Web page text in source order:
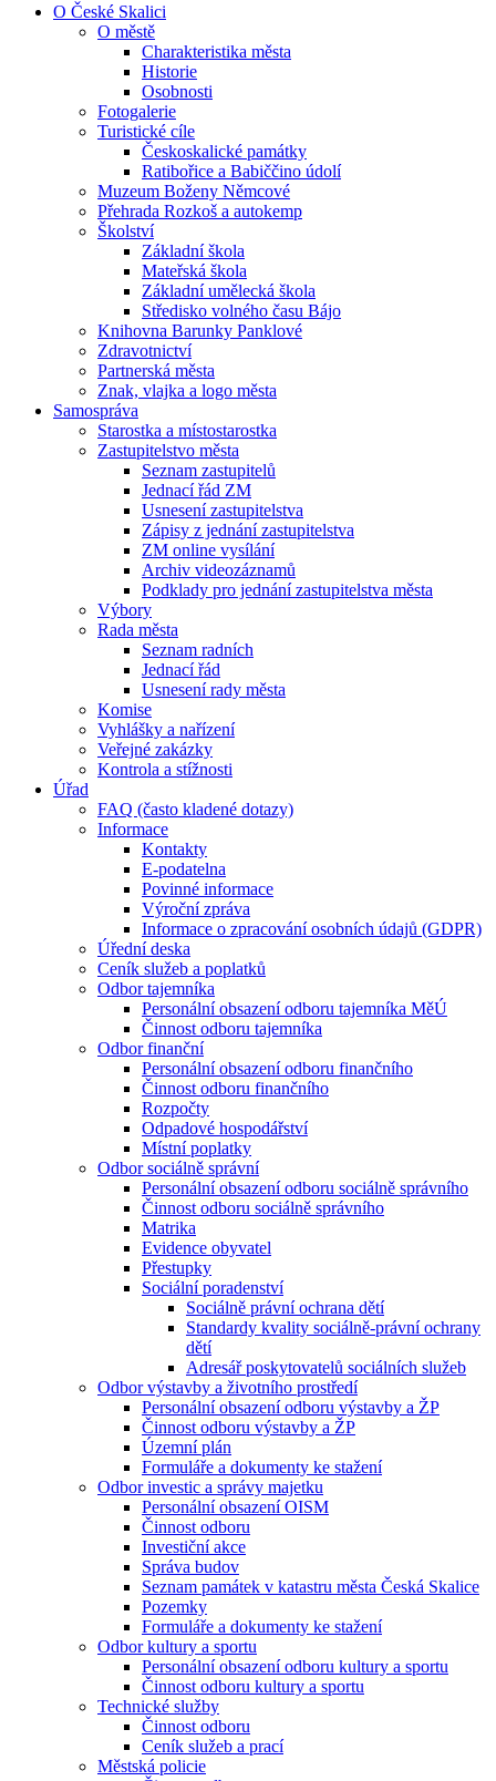
O České Skalici
O městě
Charakteristika města
Historie
Osobnosti
Fotogalerie
Turistické cíle
Českoskalické památky
Ratibořice a Babiččino údolí
Muzeum Boženy Němcové
Přehrada Rozkoš a autokemp
Školství
Základní škola
Mateřská škola
Základní umělecká škola
Středisko volného času Bájo
Knihovna Barunky Panklové
Zdravotnictví
Partnerská města
Znak, vlajka a logo města
Samospráva
Starostka a místostarostka
Zastupitelstvo města
Seznam zastupitelů
Jednací řád ZM
Usnesení zastupitelstva
Zápisy z jednání zastupitelstva
ZM online vysílání
Archiv videozáznamů
Podklady pro jednání zastupitelstva města
Výbory
Rada města
Seznam radních
Jednací řád
Usnesení rady města
Komise
Vyhlášky a nařízení
Veřejné zakázky
Kontrola a stížnosti
Úřad
FAQ (často kladené dotazy)
Informace
Kontakty
E-podatelna
Povinné informace
Výroční zpráva
Informace o zpracování osobních údajů (GDPR)
Úřední deska
Ceník služeb a poplatků
Odbor tajemníka
Personální obsazení odboru tajemníka MěÚ
Činnost odboru tajemníka
Odbor finanční
Personální obsazení odboru finančního
Činnost odboru finančního
Rozpočty
Odpadové hospodářství
Místní poplatky
Odbor sociálně správní
Personální obsazení odboru sociálně správního
Činnost odboru sociálně správního
Matrika
Evidence obyvatel
Přestupky
Sociální poradenství
Sociálně právní ochrana dětí
Standardy kvality sociálně-právní ochrany
dětí
Adresář poskytovatelů sociálních služeb
Odbor výstavby a životního prostředí
Personální obsazení odboru výstavby a ŽP
Činnost odboru výstavby a ŽP
Územní plán
Formuláře a dokumenty ke stažení
Odbor investic a správy majetku
Personální obsazení OISM
Činnost odboru
Investiční akce
Správa budov
Seznam památek v katastru města Česká Skalice
Pozemky
Formuláře a dokumenty ke stažení
Odbor kultury a sportu
Personální obsazení odboru kultury a sportu
Činnost odboru kultury a sportu
Technické služby
Činnost odboru
Ceník služeb a prací
Městská policie